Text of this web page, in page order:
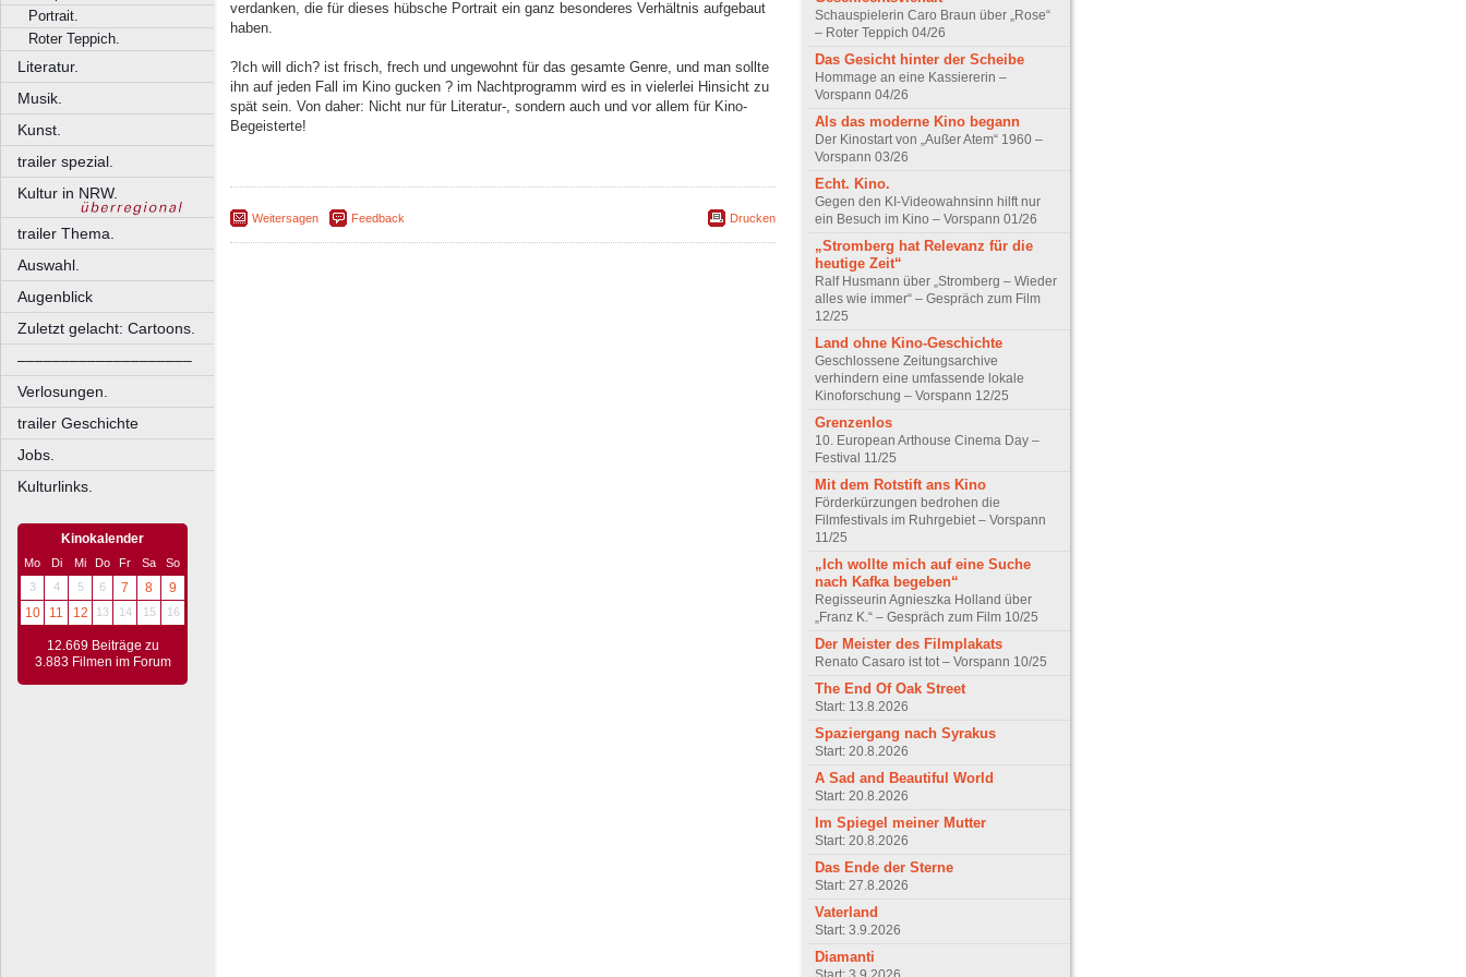
Portrait.
Roter Teppich.
Literatur.
Musik.
Kunst.
trailer spezial.
Kultur in NRW.
trailer Thema.
Auswahl.
Augenblick
Zuletzt gelacht: Cartoons.
––––––––––––––––––––
Verlosungen.
trailer Geschichte
Jobs.
Kulturlinks.
Kinokalender
Mo Di Mi Do Fr Sa
So
3
4 5 6 7 8
9
10
11 12 13 14 15 16
12.669 Beiträge zu
3.883 Filmen im Forum
verdanken, die für dieses hübsche Portrait ein ganz besonderes Verhältnis aufgebaut
haben.
?Ich will dich? ist frisch, frech und ungewohnt für das gesamte Genre, und man sollte
ihn auf jeden Fall im Kino gucken ? im Nachtprogramm wird es in vielerlei Hinsicht zu
spät sein. Von daher: Nicht nur für Literatur-, sondern auch und vor allem für Kino-
Begeisterte!
Weitersagen Feedback Drucken
Schauspielerin Caro Braun über „Rose“
– Roter Teppich 04/26
Das Gesicht hinter der Scheibe
Hommage an eine Kassiererin –
Vorspann 04/26
Als das moderne Kino begann
Der Kinostart von „Außer Atem“ 1960 –
Vorspann 03/26
Echt. Kino.
Gegen den KI-Videowahnsinn hilft nur
ein Besuch im Kino – Vorspann 01/26
„Stromberg hat Relevanz für die
heutige Zeit“
Ralf Husmann über „Stromberg – Wieder
alles wie immer“ – Gespräch zum Film
12/25
Land ohne Kino-Geschichte
Geschlossene Zeitungsarchive
verhindern eine umfassende lokale
Kinoforschung – Vorspann 12/25
Grenzenlos
10. European Arthouse Cinema Day –
Festival 11/25
Mit dem Rotstift ans Kino
Förderkürzungen bedrohen die
Filmfestivals im Ruhrgebiet – Vorspann
11/25
„Ich wollte mich auf eine Suche
nach Kafka begeben“
Regisseurin Agnieszka Holland über
„Franz K.“ – Gespräch zum Film 10/25
Der Meister des Filmplakats
Renato Casaro ist tot – Vorspann 10/25
The End Of Oak Street
Start: 13.8.2026
Spaziergang nach Syrakus
Start: 20.8.2026
A Sad and Beautiful World
Start: 20.8.2026
Im Spiegel meiner Mutter
Start: 20.8.2026
Das Ende der Sterne
Start: 27.8.2026
Vaterland
Start: 3.9.2026
Diamanti